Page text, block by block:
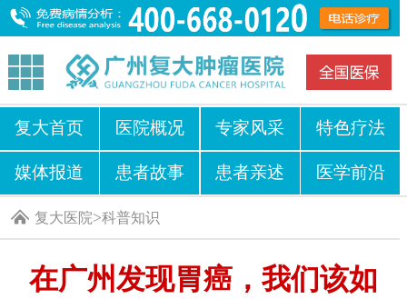
复大首页 医院概况 专家风采 特色疗法
媒体报道 患者故事 患者亲述 医学前沿
复大医院>科普知识
在广州发现胃癌，我们该如